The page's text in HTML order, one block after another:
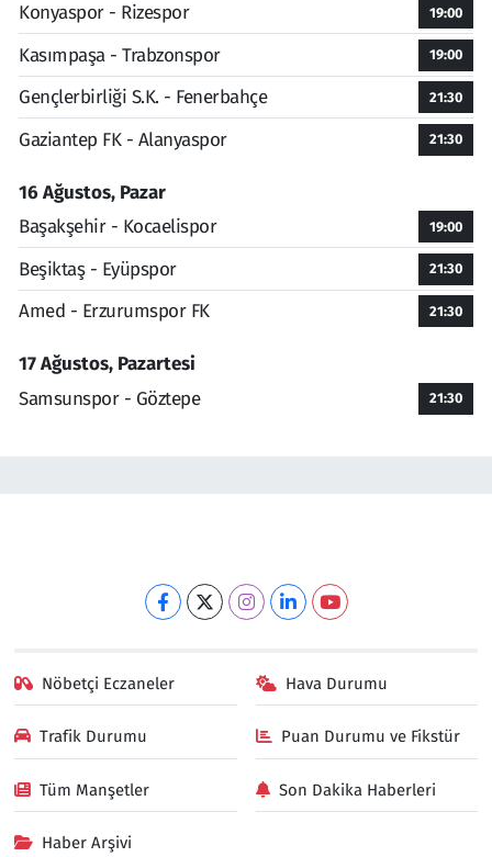
Konyaspor - Rizespor
19:00
Kasımpaşa - Trabzonspor 19:00
Gençlerbirliği S.K. - Fenerbahçe 21:30
Gaziantep FK - Alanyaspor 21:30
16 Ağustos, Pazar
Başakşehir - Kocaelispor
19:00
Beşiktaş - Eyüpspor 21:30
Amed - Erzurumspor FK 21:30
17 Ağustos, Pazartesi
Samsunspor - Göztepe
21:30
Nöbetçi Eczaneler Hava Durumu
Trafik Durumu Puan Durumu ve Fikstür
Tüm Manşetler Son Dakika Haberleri
Haber Arşivi